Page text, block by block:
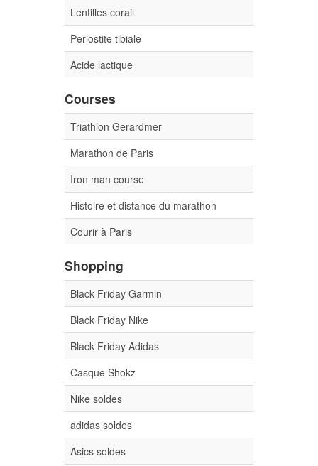
Lentilles corail
Periostite tibiale
Acide lactique
Courses
Triathlon Gerardmer
Marathon de Paris
Iron man course
Histoire et distance du marathon
Courir à Paris
Shopping
Black Friday Garmin
Black Friday Nike
Black Friday Adidas
Casque Shokz
Nike soldes
adidas soldes
Asics soldes